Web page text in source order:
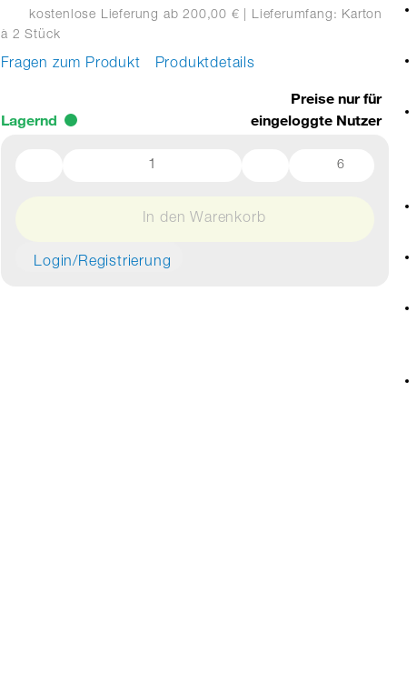
kostenlose Lieferung ab 200,00 € | Lieferumfang: Karton
à 2 Stück
Fragen zum Produkt Produktdetails
Lagernd
Preise nur für
eingeloggte Nutzer
6
In den Warenkorb
Login/Registrierung